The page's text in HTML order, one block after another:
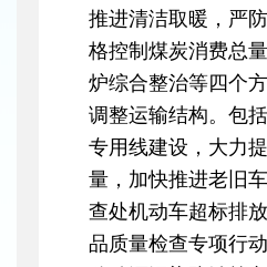
推进清洁取暖，严
格控制煤炭消费总
炉综合整治等四个
调整运输结构。包
专用线建设，大力
量，加快推进老旧
查处机动车超标排
品质量检查专项行